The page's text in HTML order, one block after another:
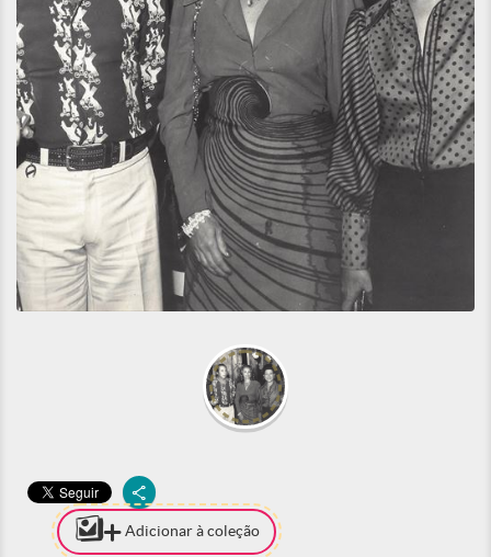
Adicionar à coleção